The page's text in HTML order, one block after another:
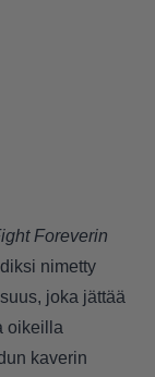
Foreverin
nimetty
joka jättää
oikeilla
kaverin